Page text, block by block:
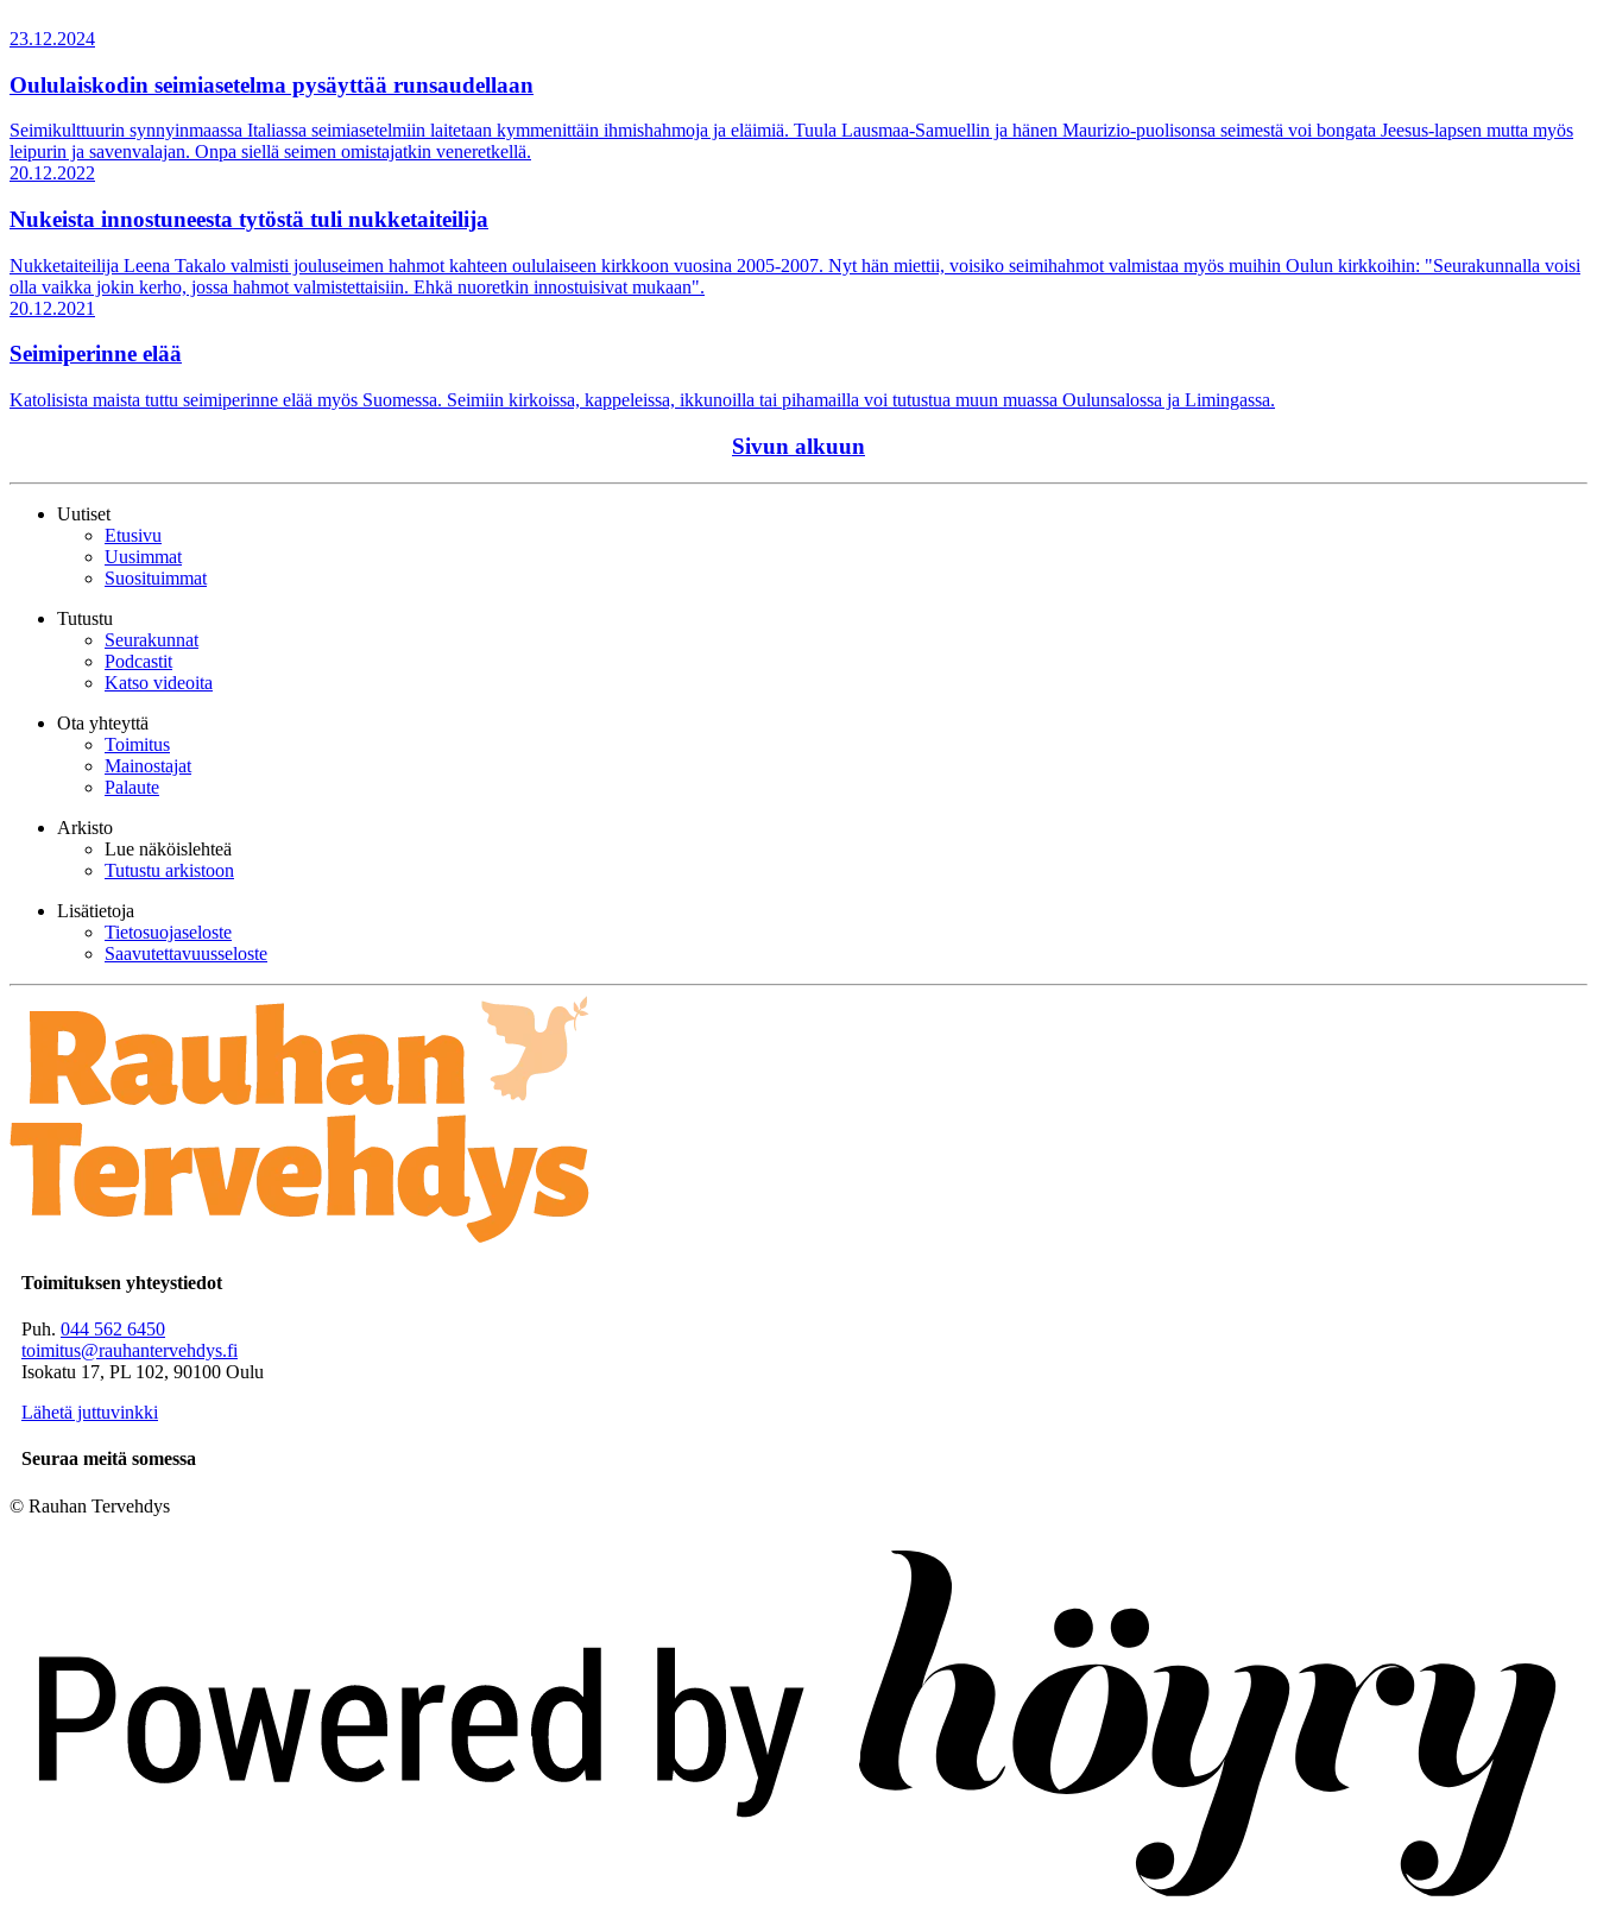
23.12.2024
Oululaiskodin seimiasetelma pysäyttää runsaudellaan
Seimikulttuurin synnyinmaassa Italiassa seimiasetelmiin laitetaan kymmenittäin ihmishahmoja ja eläimiä. Tuula Lausmaa-Samuellin ja hänen Maurizio-puolisonsa seimestä voi bongata Jeesus-lapsen mutta myös
leipurin ja savenvalajan. Onpa siellä seimen omistajatkin veneretkellä.
20.12.2022
Nukeista innostuneesta tytöstä tuli nukketaiteilija
Nukketaiteilija Leena Takalo valmisti jouluseimen hahmot kahteen oululaiseen kirkkoon vuosina 2005-2007. Nyt hän miettii, voisiko seimihahmot valmistaa myös muihin Oulun kirkkoihin: "Seurakunnalla voisi
olla vaikka jokin kerho, jossa hahmot valmistettaisiin. Ehkä nuoretkin innostuisivat mukaan".
20.12.2021
Seimiperinne elää
Katolisista maista tuttu seimiperinne elää myös Suomessa. Seimiin kirkoissa, kappeleissa, ikkunoilla tai pihamailla voi tutustua muun muassa Oulunsalossa ja Limingassa.
Sivun alkuun
Uutiset
Etusivu
Uusimmat
Suosituimmat
Tutustu
Seurakunnat
Podcastit
Katso videoita
Ota yhteyttä
Toimitus
Mainostajat
Palaute
Arkisto
Lue näköislehteä
Tutustu arkistoon
Lisätietoja
Tietosuojaseloste
Saavutettavuusseloste
Toimituksen yhteystiedot
Puh. 044 562 6450
toimitus@rauhantervehdys.fi
Isokatu 17, PL 102, 90100 Oulu
Lähetä juttuvinkki
Seuraa meitä somessa
© Rauhan Tervehdys